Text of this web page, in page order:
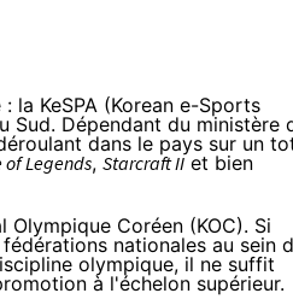
: la KeSPA (Korean e-Sports
Sud. Dépendant du ministère
dans le pays sur un
of Legends, Starcraft IIet bien
Coréen (KOC). Si
nationales au sein
olympique, il ne suffit
à l'échelon supérieur.